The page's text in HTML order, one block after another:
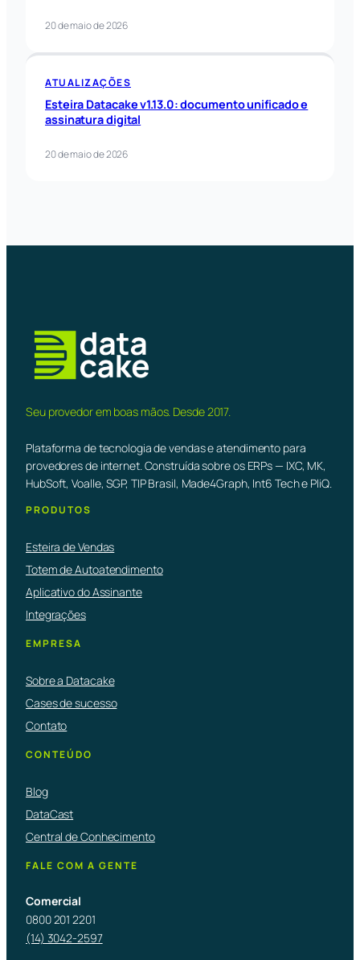
20 de maio de 2026
ATUALIZAÇÕES
Esteira Datacake v1.13.0: documento unificado e
assinatura digital
20 de maio de 2026
Seu provedor em boas mãos. Desde 2017.
Plataforma de tecnologia de vendas e atendimento para
provedores de internet. Construída sobre os ERPs — IXC, MK,
HubSoft, Voalle, SGP, TIP Brasil, Made4Graph, Int6 Tech e PliQ.
PRODUTOS
Esteira de Vendas
Totem de Autoatendimento
Aplicativo do Assinante
Integrações
EMPRESA
Sobre a Datacake
Cases de sucesso
Contato
CONTEÚDO
Blog
DataCast
Central de Conhecimento
FALE COM A GENTE
Comercial
0800 201 2201
(14) 3042-2597